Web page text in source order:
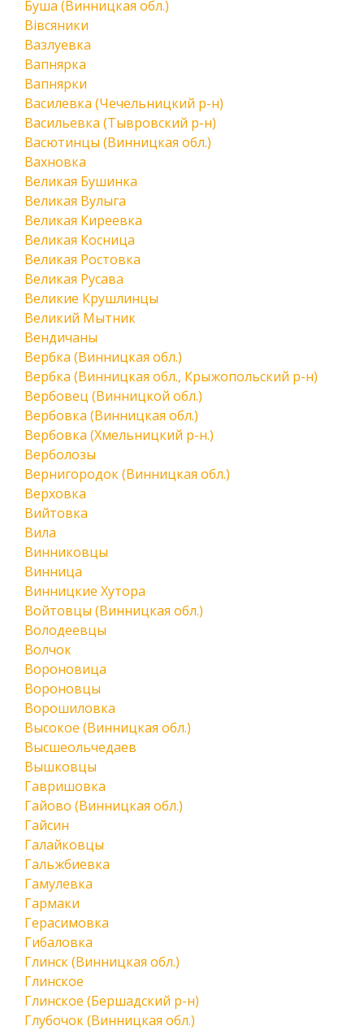
Буша (Винницкая обл.)
Вівсяники
Вазлуевка
Вапнярка
Вапнярки
Василевка (Чечельницкий р-н)
Васильевка (Тывровский р-н)
Васютинцы (Винницкая обл.)
Вахновка
Великая Бушинка
Великая Вулыга
Великая Киреевка
Великая Косница
Великая Ростовка
Великая Русава
Великие Крушлинцы
Великий Мытник
Вендичаны
Вербка (Винницкая обл.)
Вербка (Винницкая обл., Крыжопольский р-н)
Вербовец (Винницкой обл.)
Вербовка (Винницкая обл.)
Вербовка (Хмельницкий р-н.)
Верболозы
Вернигородок (Винницкая обл.)
Верховка
Вийтовка
Вила
Винниковцы
Винница
Винницкие Хутора
Войтовцы (Винницкая обл.)
Володеевцы
Волчок
Вороновица
Вороновцы
Ворошиловка
Высокое (Винницкая обл.)
Высшеольчедаев
Вышковцы
Гавришовка
Гайово (Винницкая обл.)
Гайсин
Галайковцы
Гальжбиевка
Гамулевка
Гармаки
Герасимовка
Гибаловка
Глинск (Винницкая обл.)
Глинское
Глинское (Бершадский р-н)
Глубочок (Винницкая обл.)